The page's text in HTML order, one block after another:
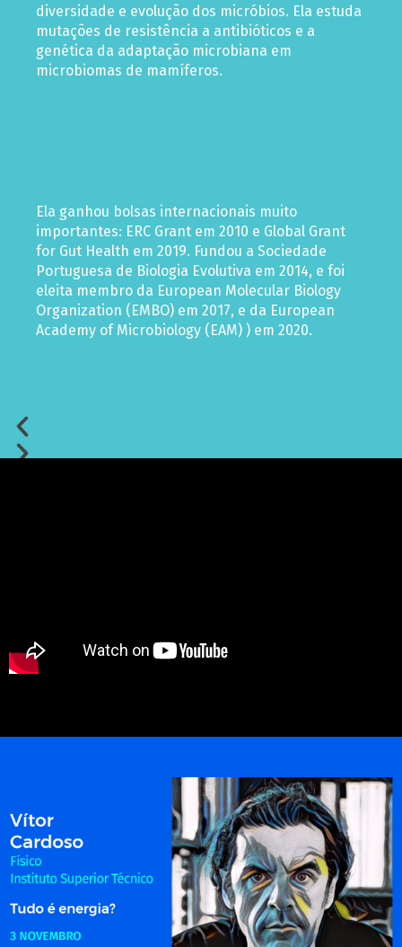
diversidade e evolução dos micróbios. Ela estuda
mutações de resistência a antibióticos e a
genética da adaptação microbiana em
microbiomas de mamíferos.
Ela ganhou bolsas internacionais muito
importantes: ERC Grant em 2010 e Global Grant
for Gut Health em 2019. Fundou a Sociedade
Portuguesa de Biologia Evolutiva em 2014, e foi
eleita membro da European Molecular Biology
Organization (EMBO) em 2017, e da European
Academy of Microbiology (EAM) ) em 2020.